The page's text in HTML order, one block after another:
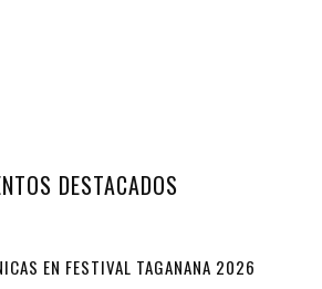
DESTACADOS
EN FESTIVAL TAGANANA 2026